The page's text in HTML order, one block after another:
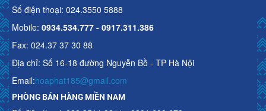
Số điện thoại: 024.3550 5888
Mobile: 0934.534.777 - 0917.311.386
Fax: 024.37 37 30 88
Địa chỉ: Số 16-18 đường Nguyễn Bồ - TP Hà Nội
Email:hoaphat185@gmail.com
PHÒNG BÁN HÀNG MIỀN NAM